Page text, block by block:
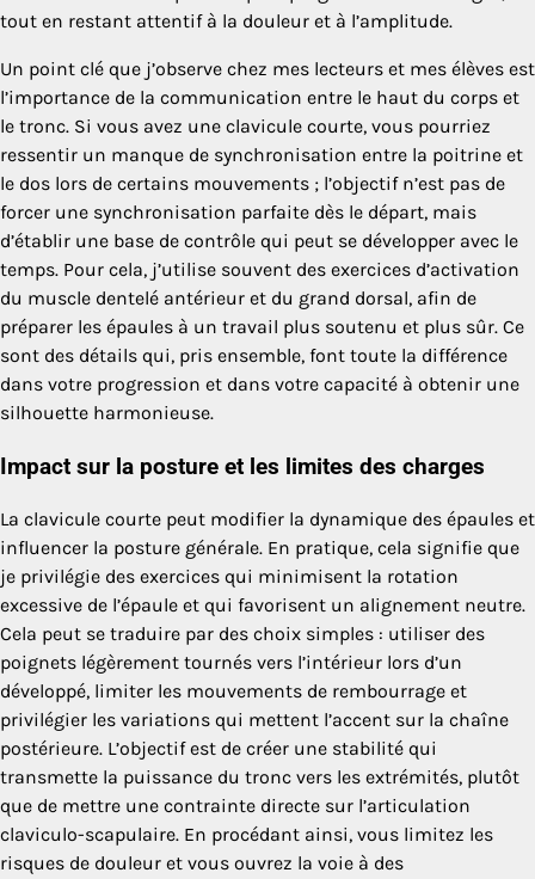
tout en restant attentif à la douleur et à l’amplitude.
Un point clé que j’observe chez mes lecteurs et mes élèves est
l’importance de la communication entre le haut du corps et
le tronc. Si vous avez une clavicule courte, vous pourriez
ressentir un manque de synchronisation entre la poitrine et
le dos lors de certains mouvements ; l’objectif n’est pas de
forcer une synchronisation parfaite dès le départ, mais
d’établir une base de contrôle qui peut se développer avec le
temps. Pour cela, j’utilise souvent des exercices d’activation
du muscle dentelé antérieur et du grand dorsal, afin de
préparer les épaules à un travail plus soutenu et plus sûr. Ce
sont des détails qui, pris ensemble, font toute la différence
dans votre progression et dans votre capacité à obtenir une
silhouette harmonieuse.
Impact sur la posture et les limites des charges
La clavicule courte peut modifier la dynamique des épaules et
influencer la posture générale. En pratique, cela signifie que
je privilégie des exercices qui minimisent la rotation
excessive de l’épaule et qui favorisent un alignement neutre.
Cela peut se traduire par des choix simples : utiliser des
poignets légèrement tournés vers l’intérieur lors d’un
développé, limiter les mouvements de rembourrage et
privilégier les variations qui mettent l’accent sur la chaîne
postérieure. L’objectif est de créer une stabilité qui
transmette la puissance du tronc vers les extrémités, plutôt
que de mettre une contrainte directe sur l’articulation
claviculo-scapulaire. En procédant ainsi, vous limitez les
risques de douleur et vous ouvrez la voie à des